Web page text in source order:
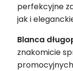
perfekcyjne
jak i
Blanca
znakomicie